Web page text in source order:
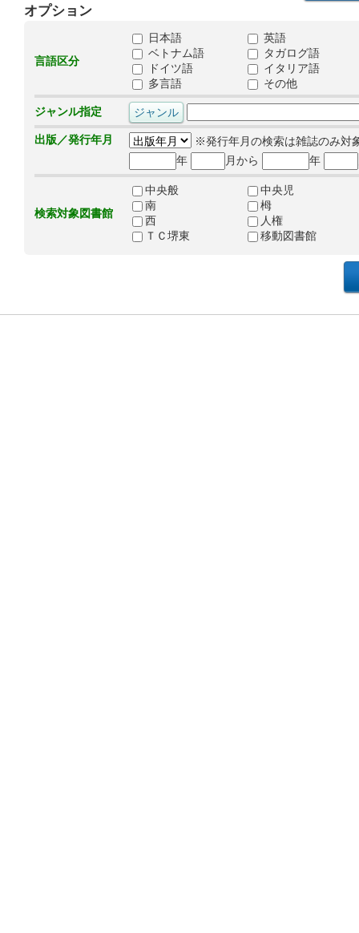
オプション
言語区分
日本語
英語
ベトナム語
タガログ語
ドイツ語
イタリア語
多言語
その他
ジャンル指定
出版／発行年月
※発行年月の検索は雑誌のみ対
年
月から 年
検索対象図書館
中央般
中央児
南
栂
西
人権
ＴＣ堺東
移動図書館